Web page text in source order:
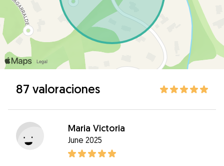
87 valoraciones
Maria Victoria
June 2025